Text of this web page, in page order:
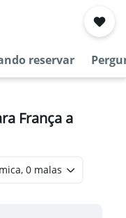
reservar
França a
0 malas